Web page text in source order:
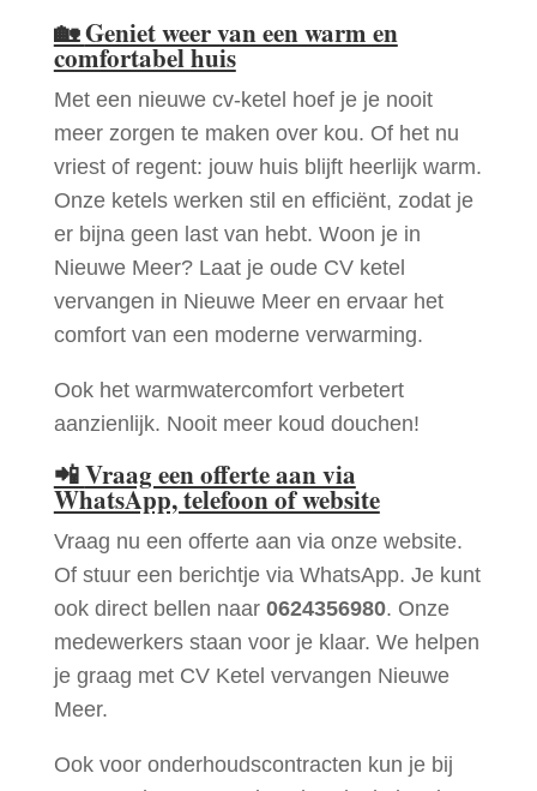
🏡Geniet weer van een warm en
comfortabel huis
Met een nieuwe cv-ketel hoef je je nooit
meer zorgen te maken over kou. Of het nu
vriest of regent: jouw huis blijft heerlijk warm.
Onze ketels werken stil en efficiënt, zodat je
er bijna geen last van hebt. Woon je in
Nieuwe Meer? Laat je oude CV ketel
vervangen in Nieuwe Meer en ervaar het
comfort van een moderne verwarming.
Ook het warmwatercomfort verbetert
aanzienlijk. Nooit meer koud douchen!
📲Vraag een offerte aan via
WhatsApp, telefoon of website
Vraag nu een offerte aan via onze website.
Of stuur een berichtje via WhatsApp. Je kunt
ook direct bellen naar 0624356980. Onze
medewerkers staan voor je klaar. We helpen
je graag met CV Ketel vervangen Nieuwe
Meer.
Ook voor onderhoudscontracten kun je bij